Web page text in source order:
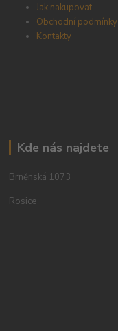
Jak nakupovat
Obchodní podmínky
Kontakty
Kde nás najdete
Brněnská 1073
Rosice